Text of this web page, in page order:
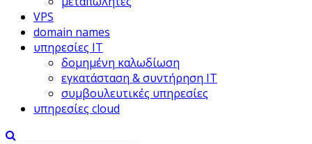
VPS
domain names
υπηρεσίες IT
δομημένη καλωδίωση
εγκατάσταση & συντήρηση IT
συμβουλευτικές υπηρεσίες
υπηρεσίες cloud